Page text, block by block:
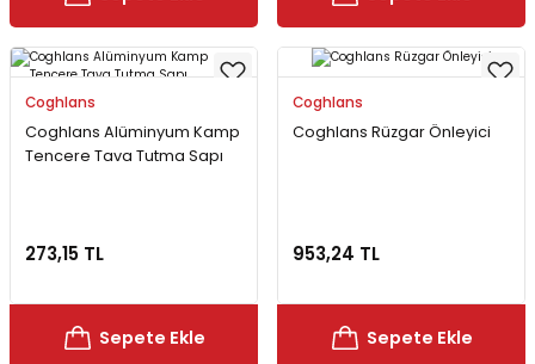
Coghlans
Coghlans Alüminyum Kamp
Tencere Tava Tutma Sapı
273,15 TL
Sepete Ekle
Coghlans
Coghlans Rüzgar Önleyici
953,24 TL
Sepete Ekle